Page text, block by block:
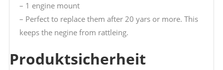
– 1 engine mount
– Perfect to replace them after 20 yars or more. This
keeps the negine from rattleing.
Produktsicherheit